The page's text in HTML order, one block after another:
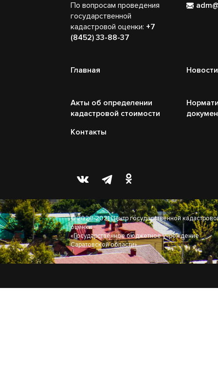
По вопросам проведения
государственной
кадастровой оценки: +7
(8452) 33-88-37
Главная Новости
Акты об определении
кадастровой стоимости
Контакты
© 2020-2021 Центр государственной
оценки
«Государственное бюджетное учреждение
Саратовской области»